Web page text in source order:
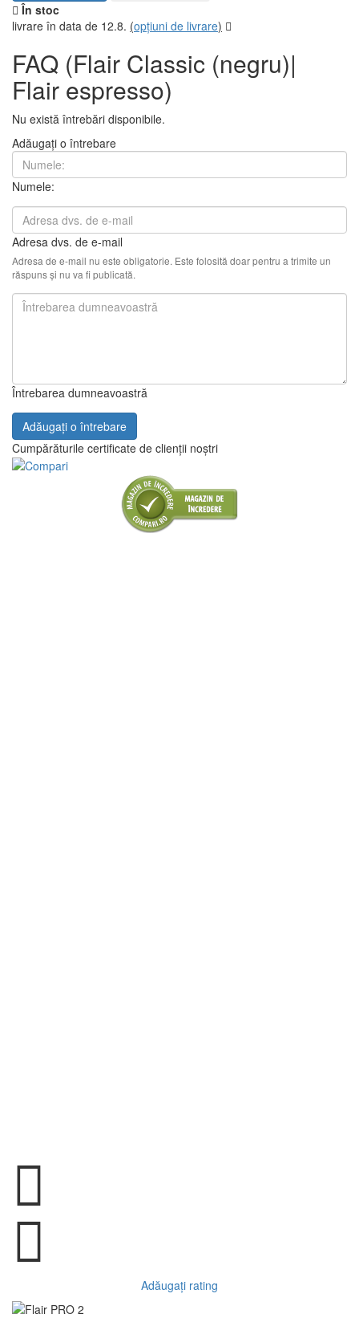
În stoc
livrare în data de 12.8. (opțiuni de livrare)
FAQ (Flair Classic (negru)|
Flair espresso)
Nu există întrebări disponibile.
Adăugați o întrebare
Numele:
Adresa dvs. de e-mail
Adresa de e-mail nu este obligatorie. Este folosită doar pentru a trimite un
răspuns și nu va fi publicată.
Întrebarea dumneavoastră
Adăugați o întrebare
Cumpărăturile certificate de clienții noștri
Adăugați rating